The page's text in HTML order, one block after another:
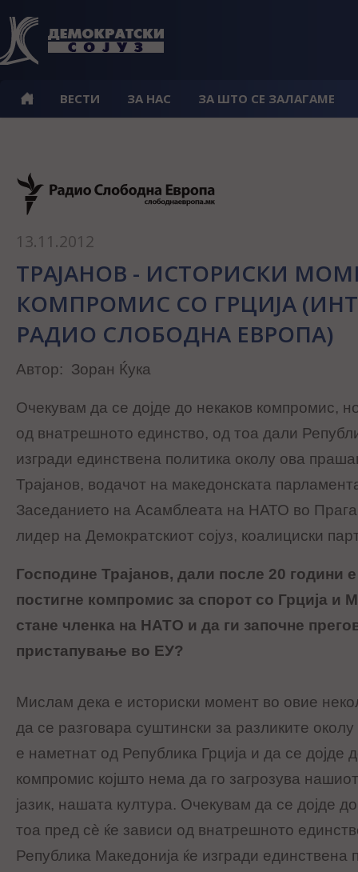
ВЕСТИ ЗА НАС ЗА ШТО СЕ ЗАЛАГАМЕ
13.11.2012
ТРАЈАНОВ - ИСТОРИСКИ
КОМПРОМИС СО ГРЦИЈА
РАДИО СЛОБОДНА ЕВРОПА)
Aвтор: Зоран Ќука
Очекувам да се дојде до некаков компромис,
од внатрешното единство, од тоа дали
изгради единствена политика околу ова
Трајанов, водачот на македонската
Заседанието на Асамблеата на НАТО во
лидер на Демократскиот сојуз, коалициски
Господине Трајанов, дали после 20 години
постигне компромис за спорот со Грција и
стане членка на НАТО и да ги започне
пристапување во ЕУ?
Мислам дека е историски момент во овие
да се разговара суштински за разликите
е наметнат од Република Грција и да се дојде
компромис којшто нема да го загрозува
јазик, нашата култура. Очекувам да се дојде
тоа пред сè ќе зависи од внатрешното
Република Македонија ќе изгради единствена